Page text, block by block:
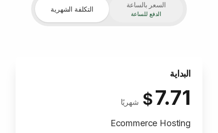
السعر بالساعة
الدفع للساعة
التكلفة الشهرية
البداية
7.71
$ شهريًا
Ecommerce Hosting